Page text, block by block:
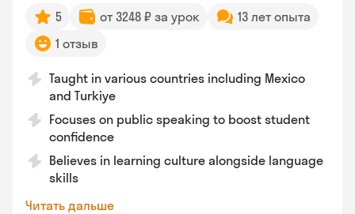
5 от 3248 ₽ за урок
13 лет опыта
1 отзыв
Taught in various countries including Mexico
and Turkiye
Focuses on public speaking to boost student
confidence
Believes in learning culture alongside language
skills
Читать дальше